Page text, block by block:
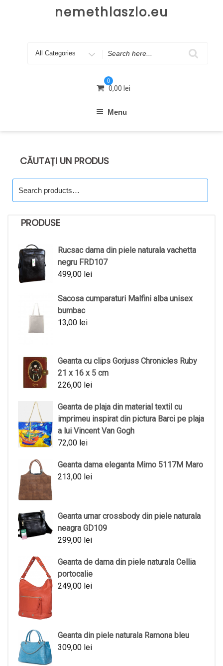
nemethlaszlo.eu
Search
0
0,00 lei
Menu
CĂUTAȚI UN PRODUS
for:
PRODUSE
Rucsac dama din piele naturala vachetta
negru FRD107
499,00 lei
Sacosa cumparaturi Malfini alba unisex
bumbac
13,00 lei
Geanta cu clips Gorjuss Chronicles Ruby
21 x 16 x 5 cm
226,00 lei
Geanta de plaja din material textil cu
imprimeu inspirat din pictura Barci pe plaja
a lui Vincent Van Gogh
72,00 lei
Geanta dama eleganta Mimo 5117M Maro
213,00 lei
Geanta umar crossbody din piele naturala
neagra GD109
299,00 lei
Geanta de dama din piele naturala Cellia
portocalie
249,00 lei
Geanta din piele naturala Ramona bleu
309,00 lei